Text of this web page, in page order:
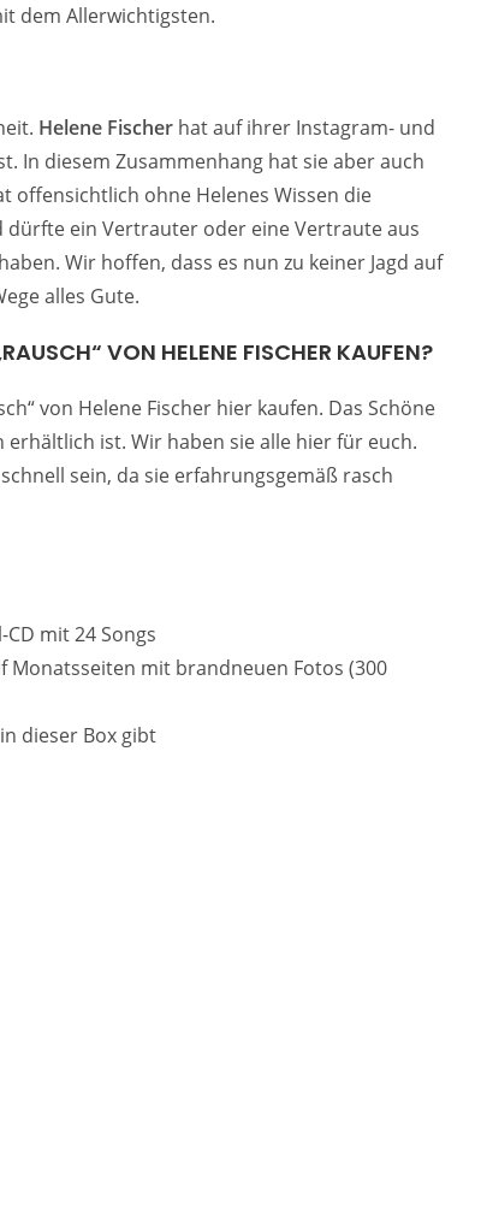
dem Allerwichtigsten.
Helene Fischer hat auf ihrer Instagram- und
In diesem Zusammenhang hat sie aber auch
offensichtlich ohne Helenes Wissen die
ein Vertrauter oder eine Vertraute aus
Wir hoffen, dass es nun zu keiner Jagd auf
alles Gute.
VON HELENE FISCHER KAUFEN?
von Helene Fischer hier kaufen. Das Schöne
ist. Wir haben sie alle hier für euch.
sein, da sie erfahrungsgemäß rasch
mit 24 Songs
Monatsseiten mit brandneuen Fotos (300
dieser Box gibt